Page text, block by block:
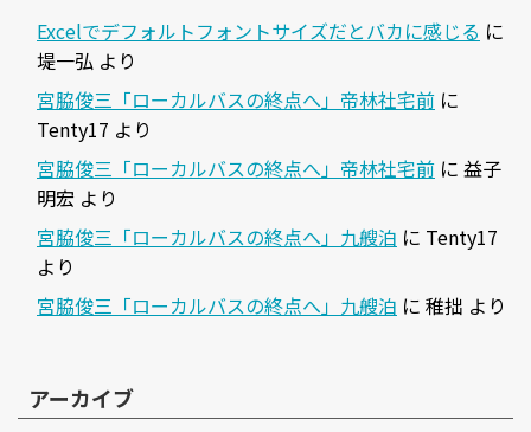
Excelでデフォルトフォントサイズだとバカに感じる に
堤一弘 より
宮脇俊三「ローカルバスの終点へ」帝林社宅前 に
Tenty17 より
宮脇俊三「ローカルバスの終点へ」帝林社宅前 に 益子
明宏 より
宮脇俊三「ローカルバスの終点へ」九艘泊 に Tenty17
より
宮脇俊三「ローカルバスの終点へ」九艘泊 に 稚拙 より
アーカイブ